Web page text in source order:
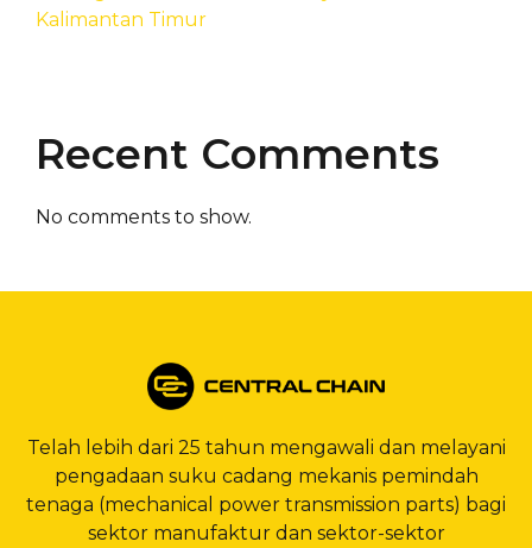
Kalimantan Timur
Recent Comments
No comments to show.
Telah lebih dari 25 tahun mengawali dan melayani
pengadaan suku cadang mekanis pemindah
tenaga (mechanical power transmission parts) bagi
sektor manufaktur dan sektor-sektor